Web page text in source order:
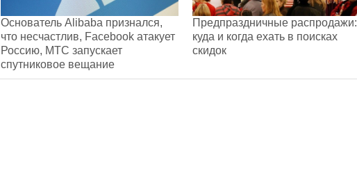
Основатель Alibaba признался,
что несчастлив, Facebook атакует
Россию, МТС запускает
спутниковое вещание
Предпраздничные распродажи:
куда и когда ехать в поисках
скидок